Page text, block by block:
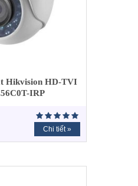
Hikvision HD-TVI
IRP
Chi tiết »